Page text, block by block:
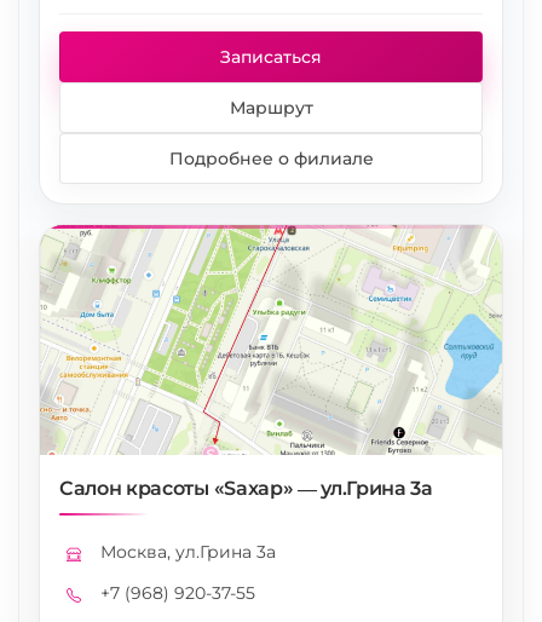
Записаться
Маршрут
Подробнее о филиале
Салон красоты «Saxap» — ул.Грина 3а
Адрес
Москва, ул.Грина 3а
Телефон
+7 (968) 920-37-55